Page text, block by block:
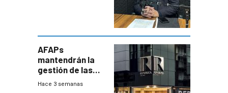
AFAPs
mantendrán la
gestión de las
cuentas
Hace 3 semanas